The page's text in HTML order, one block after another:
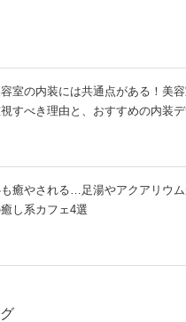
容室の内装には共通点がある！美
すべき理由と、おすすめの内装
癒やされる…足湯やアクアリウ
し系カフェ4選